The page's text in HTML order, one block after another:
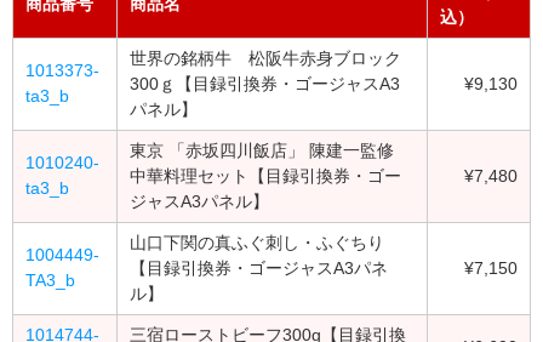
商品番号 商品名
込）
1013373-
ta3_b
世界の銘柄牛 松阪牛赤身ブロック
300ｇ【目録引換券・ゴージャスA3
パネル】
¥9,130
1010240-
ta3_b
東京 「赤坂四川飯店」 陳建一監修
中華料理セット【目録引換券・ゴー
ジャスA3パネル】
¥7,480
1004449-
TA3_b
山口下関の真ふぐ刺し・ふぐちり
【目録引換券・ゴージャスA3パネ
ル】
¥7,150
1014744-
三宿ローストビーフ300g【目録引換